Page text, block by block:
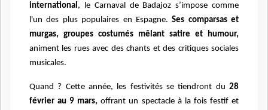
international , le Carnaval de Badajoz s’impose comme
l'un des plus populaires en Espagne.Ses comparsas et
murgas, groupes costumés mêlant satire et humour,
animent les rues avec des chants et des critiques sociales
musicales.
Quand ? Cette année, les festivités se tiendront du 28
février au 9 mars, offrant un spectacle à la fois festif et